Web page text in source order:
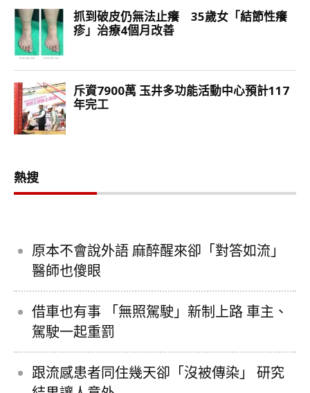
熱搜
原本不會說外語 麻醉醒來卻「對答如流」
醫師也傻眼
借車也有事 「無照駕駛」新制上路 車主、
駕駛一起重罰
跟流感患者同住幾天卻「沒被傳染」 研究